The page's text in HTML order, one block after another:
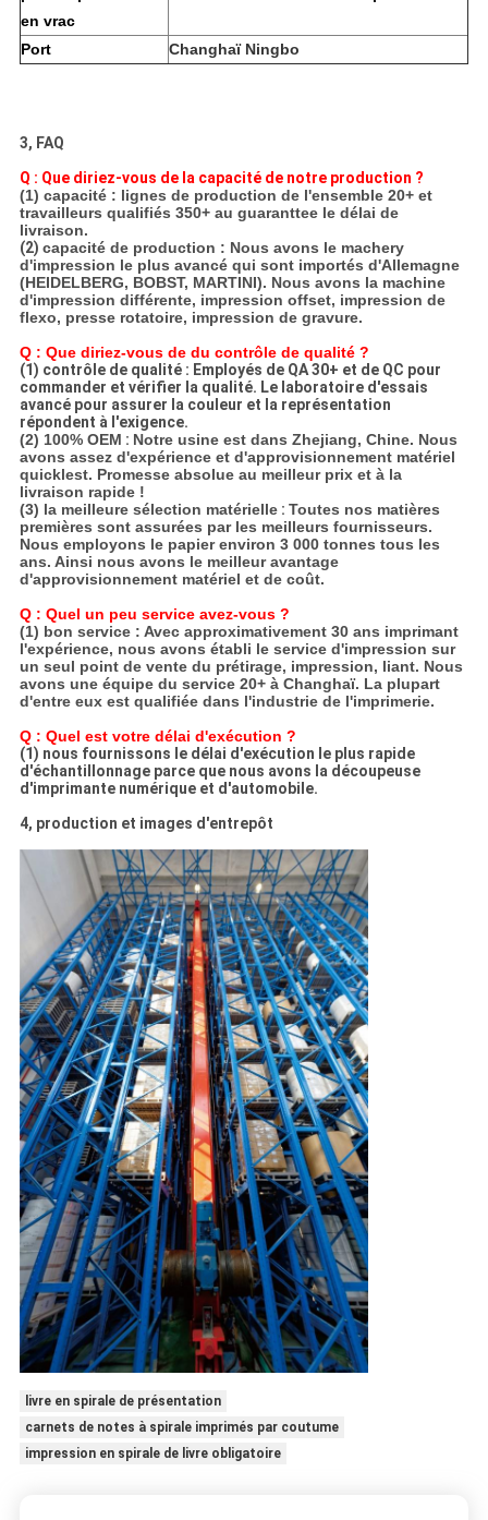
en vrac
Port Changhaï Ningbo
3, FAQ
Q : Que diriez-vous de la capacité de notre production ?
(1) capacité : lignes de production de l'ensemble 20+ et
travailleurs qualifiés 350+ au guaranttee le délai de
livraison.
(2) capacité de production : Nous avons le machery
d'impression le plus avancé qui sont importés d'Allemagne
(HEIDELBERG, BOBST, MARTINI). Nous avons la machine
d'impression différente, impression offset, impression de
flexo, presse rotatoire, impression de gravure.
Q : Que diriez-vous de du contrôle de qualité ?
(1) contrôle de qualité : Employés de QA 30+ et de QC pour
commander et vérifier la qualité. Le laboratoire d'essais
avancé pour assurer la couleur et la représentation
répondent à l'exigence.
(2) 100% OEM : Notre usine est dans Zhejiang, Chine. Nous
avons assez d'expérience et d'approvisionnement matériel
quicklest. Promesse absolue au meilleur prix et à la
livraison rapide !
(3) la meilleure sélection matérielle: Toutes nos matières
premières sont assurées par les meilleurs fournisseurs.
Nous employons le papier environ 3 000 tonnes tous les
ans. Ainsi nous avons le meilleur avantage
d'approvisionnement matériel et de coût.
Q : Quel un peu service avez-vous ?
(1) bon service : Avec approximativement 30 ans imprimant
l'expérience, nous avons établi le service d'impression sur
un seul point de vente du prétirage, impression, liant. Nous
avons une équipe du service 20+ à Changhaï. La plupart
d'entre eux est qualifiée dans l'industrie de l'imprimerie.
Q : Quel est votre délai d'exécution ?
(1) nous fournissons le délai d'exécution le plus rapide
d'échantillonnage parce que nous avons la découpeuse
d'imprimante numérique et d'automobile.
4, production et images d'entrepôt
livre en spirale de présentation
carnets de notes à spirale imprimés par coutume
impression en spirale de livre obligatoire